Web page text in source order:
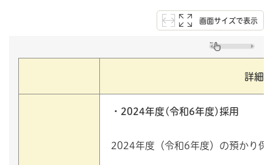
画面サイズで表示
詳細
・2024年度(令和6年度)採用
2024年度（令和6年度）の預かり保